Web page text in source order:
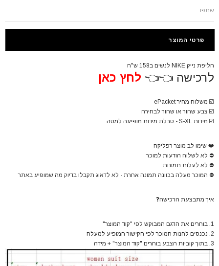
שתפו
פרטי המוצר
חליפת נייק NIKE לנשים ב158 ש"ח
לרכישה 👈👈 לחץ כאן
☑️ משלוח מהיר ePacket
☑️ צבע שחור או שחור לבחירה
☑️ מידות S-XL - טבלת מידות מופיעה למטה
❤️ שימו לב מוצר רפליקה
⛔ לא לשלוח הודעות למוכר
⛔ לא לעלות תמונות
⛔ המוכר מעלה בכוונה תמונה אחרת - לא לדאוג תקבלו בדיוק מה שמופיע באתר
איך מתבצעת הרכישה❓
1. בוחרים את הדגם המבוקש לפי "קוד המוצר"
2. נכנסים לחנות המוכר לפי הקישור המופיע
למעלה
3. בתוך קוביות הצבע בוחרים "קוד המוצר" + מידה